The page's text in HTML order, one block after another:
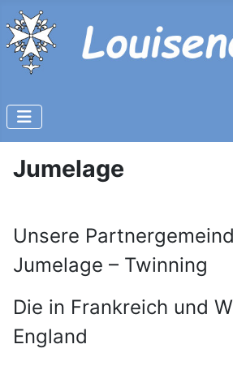
Jumelage
Unsere
Jumelage – Twinning
Die in Frankreich und
England